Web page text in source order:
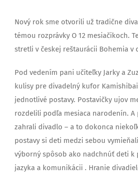
Nový rok sme otvorili už tradične
témou rozprávky O 12 mesiačikoch.
stretli v českej reštaurácii Bohemia v
Pod vedením pani učiteľky Jarky a
kulisy pre divadelný kufor
jednotlivé postavy. Postavičky ujov
rozdelili podľa mesiaca narodenín. A
zahrali divadlo – a to dokonca
postavy si deti medzi sebou
výborný spôsob ako nadchnúť deti k
jazyka a komunikácii . Hranie